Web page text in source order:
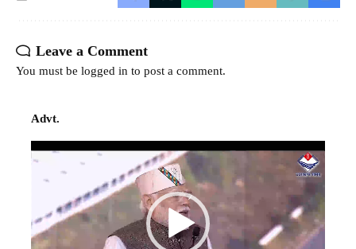
Leave a Comment
You must be logged in to post a comment.
Advt.
Video